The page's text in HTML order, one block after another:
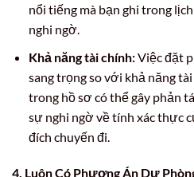
nổi tiếng mà bạn ghi trong
nghi ngờ.
Khả năng tài chính:Việc đặt
sang trọng so với khả năng
trong hồ sơ có thể gây phản
sự nghi ngờ về tính xác thực
đích chuyến đi.
4. Luôn Có Phương Án Dự